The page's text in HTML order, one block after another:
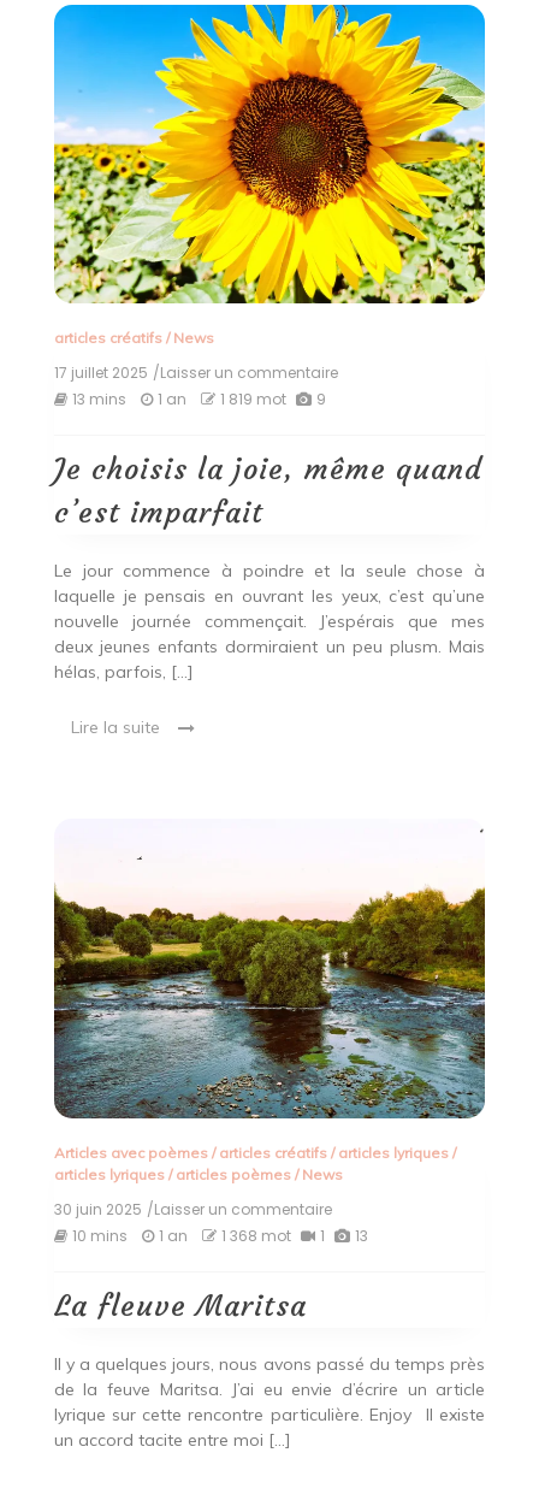
articles créatifs/ News
17 juillet 2025 /Laisser un commentaireon
joie,
même
13 mins 1 an 1 819 mot 9
Je choisis la joie, même quand
c’est imparfait
Le jour commence à poindre et la seule chose à
laquelle je pensais en ouvrant les yeux, c’est qu’une
nouvelle journée commençait. J’espérais que mes
deux jeunes enfants dormiraient un peu plusm. Mais
hélas, parfois, […]
Lire la suite
Articles avec poèmes/ articles créatifs/ articles lyriques/
articles lyriques/ articles poèmes/ News
30 juin 2025 /Laisser un commentaireon
La
10 mins 1 an 1 368 mot 1 13
La fleuve Maritsa
Il y a quelques jours, nous avons passé du temps près
de la feuve Maritsa. J’ai eu envie d’écrire un article
lyrique sur cette rencontre particulière. Enjoy
Il existe
un accord tacite entre moi […]